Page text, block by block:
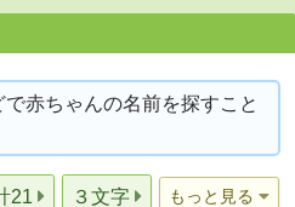
赤ちゃんの名前を探すこと
21 ３文字 もっと見る